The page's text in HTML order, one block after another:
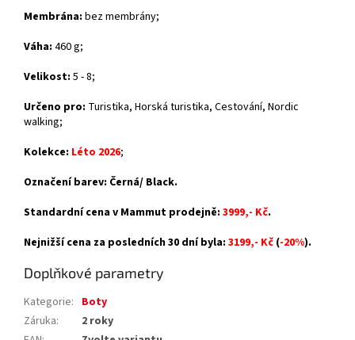
Membrána: bez membrány;
Váha: 460 g;
Velikost: 5 - 8;
Určeno pro: Turistika, Horská turistika, Cestování, Nordic
walking;
Kolekce: Léto 2026;
Označení barev: Černá/ Black.
Standardní cena v Mammut prodejně: 3999,- Kč.
Nejnižší cena za posledních 30 dní byla: 3199,- Kč (-20%).
Doplňkové parametry
Kategorie: Boty
Záruka:
2 roky